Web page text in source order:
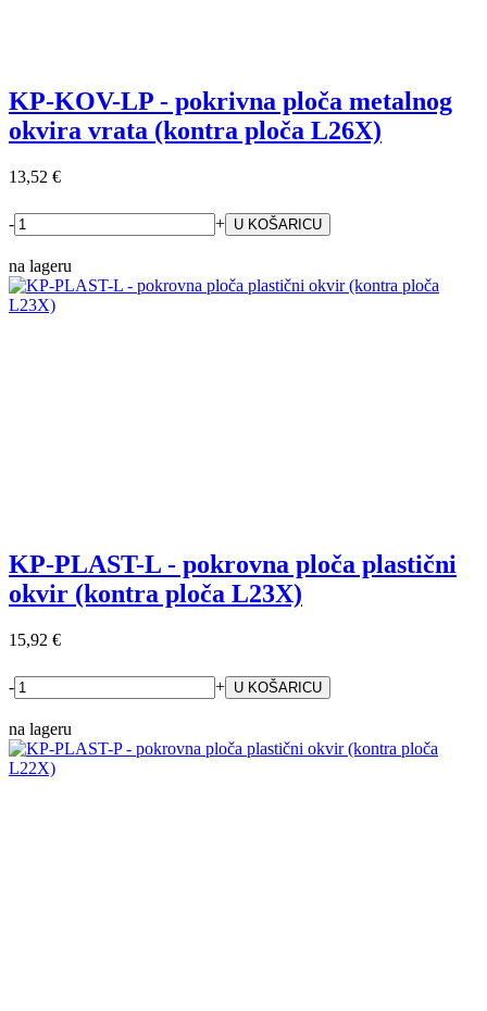
KP-KOV-LP - pokrivna ploča metalnog
okvira vrata (kontra ploča L26X)
13,52 €
- +
na lageru
KP-PLAST-L - pokrovna ploča plastični
okvir (kontra ploča L23X)
15,92 €
- +
na lageru